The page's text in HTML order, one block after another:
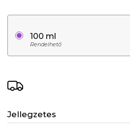
100 ml
Rendelhető
Jellegzetes